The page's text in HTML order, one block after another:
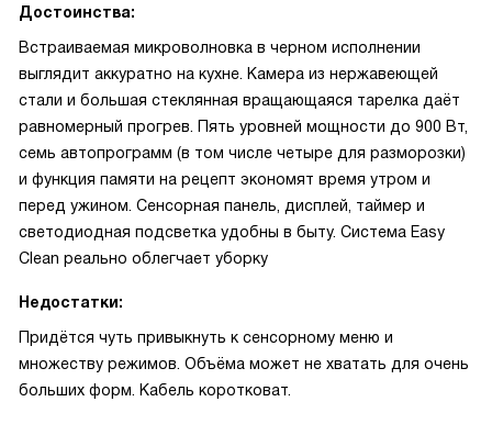
Достоинства:
Встраиваемая микроволновка в черном исполнении
выглядит аккуратно на кухне. Камера из нержавеющей
стали и большая стеклянная вращающаяся тарелка даёт
равномерный прогрев. Пять уровней мощности до 900 Вт,
семь автопрограмм (в том числе четыре для разморозки)
и функция памяти на рецепт экономят время утром и
перед ужином. Сенсорная панель, дисплей, таймер и
светодиодная подсветка удобны в быту. Система Easy
Clean реально облегчает уборку
Недостатки:
Придётся чуть привыкнуть к сенсорному меню и
множеству режимов. Объёма может не хватать для очень
больших форм. Кабель коротковат.